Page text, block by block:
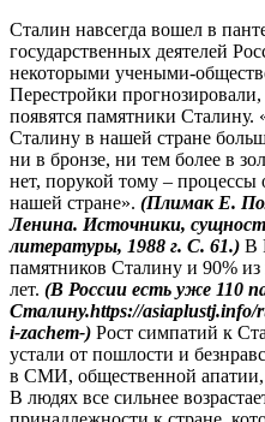
Сталин навсегда вошел в
государственных деятелей
некоторыми учеными-
Перестройки
появятся памятники
Сталину в нашей стране
ни в бронзе, ни тем более в
нет, порукой тому –
нашей стране». (Плимак Е.
Ленина. Источники,
литературы, 1988 г. С. 61.) В
памятников Сталину и 90%
лет. (В России есть уже 110
Сталину.https://asiaplustj.info/
i-zachem-) Рост симпатий к
устали от пошлости и
в СМИ, общественной апатии,
В людях все сильнее